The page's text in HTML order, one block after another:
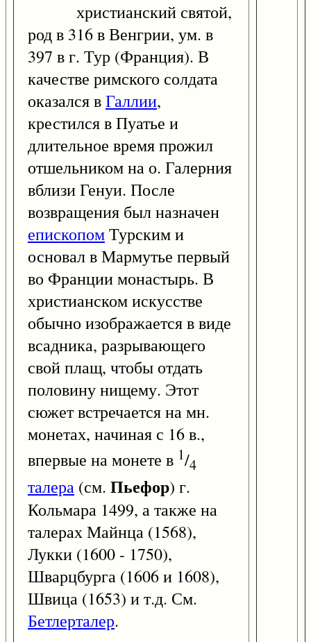
христианский святой,
род в 316 в Венгрии, ум. в
397 в г. Тур (Франция). В
качестве римского солдата
оказался вГаллии,
крестился в Пуатье и
длительное время прожил
отшельником на о. Галерния
вблизи Генуи. После
возвращения был назначен
епископомТурским и
основал в Мармутье первый
во Франции монастырь. В
христианском искусстве
обычно изображается в виде
всадника, разрывающего
свой плащ, чтобы отдать
половину нищему. Этот
сюжет встречается на мн.
монетах, начиная с 16 в.,
впервые на монете в 1/4
талера (см. Пьефор) г.
Кольмара 1499, а также на
талерах Майнца (1568),
Лукки (1600 - 1750),
Шварцбурга (1606 и 1608),
Швица (1653) и т.д. См.
Бетлерталер.